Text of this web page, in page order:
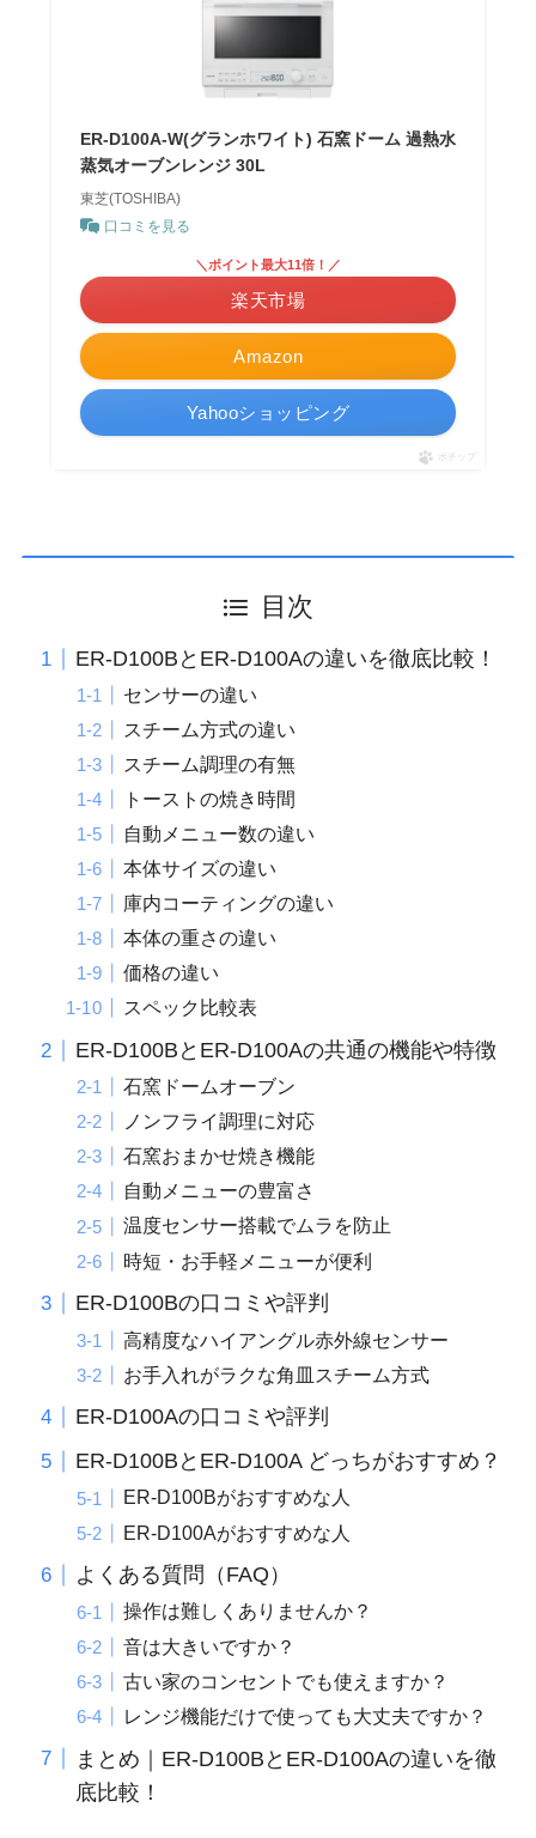
ER-D100A-W(グランホワイト) 石窯ドーム 過熱水
蒸気オーブンレンジ 30L
東芝(TOSHIBA)
口コミを見る
Amazon
＼ポイント最大11倍！／
楽天市場
Yahooショッピング
ポチップ
目次
ER-D100BとER-D100Aの違いを徹底比較！
センサーの違い
スチーム方式の違い
スチーム調理の有無
トーストの焼き時間
自動メニュー数の違い
本体サイズの違い
庫内コーティングの違い
本体の重さの違い
価格の違い
スペック比較表
ER-D100BとER-D100Aの共通の機能や特徴
石窯ドームオーブン
ノンフライ調理に対応
石窯おまかせ焼き機能
自動メニューの豊富さ
温度センサー搭載でムラを防止
時短・お手軽メニューが便利
ER-D100Bの口コミや評判
高精度なハイアングル赤外線センサー
お手入れがラクな角皿スチーム方式
ER-D100Aの口コミや評判
ER-D100BとER-D100A どっちがおすすめ？
ER-D100Bがおすすめな人
ER-D100Aがおすすめな人
よくある質問（FAQ）
操作は難しくありませんか？
音は大きいですか？
古い家のコンセントでも使えますか？
レンジ機能だけで使っても大丈夫ですか？
まとめ｜ER-D100BとER-D100Aの違いを徹
底比較！